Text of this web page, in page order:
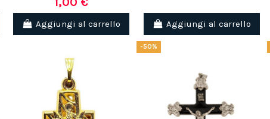
Aggiungi al carrello Aggiungi al carrello
-50%